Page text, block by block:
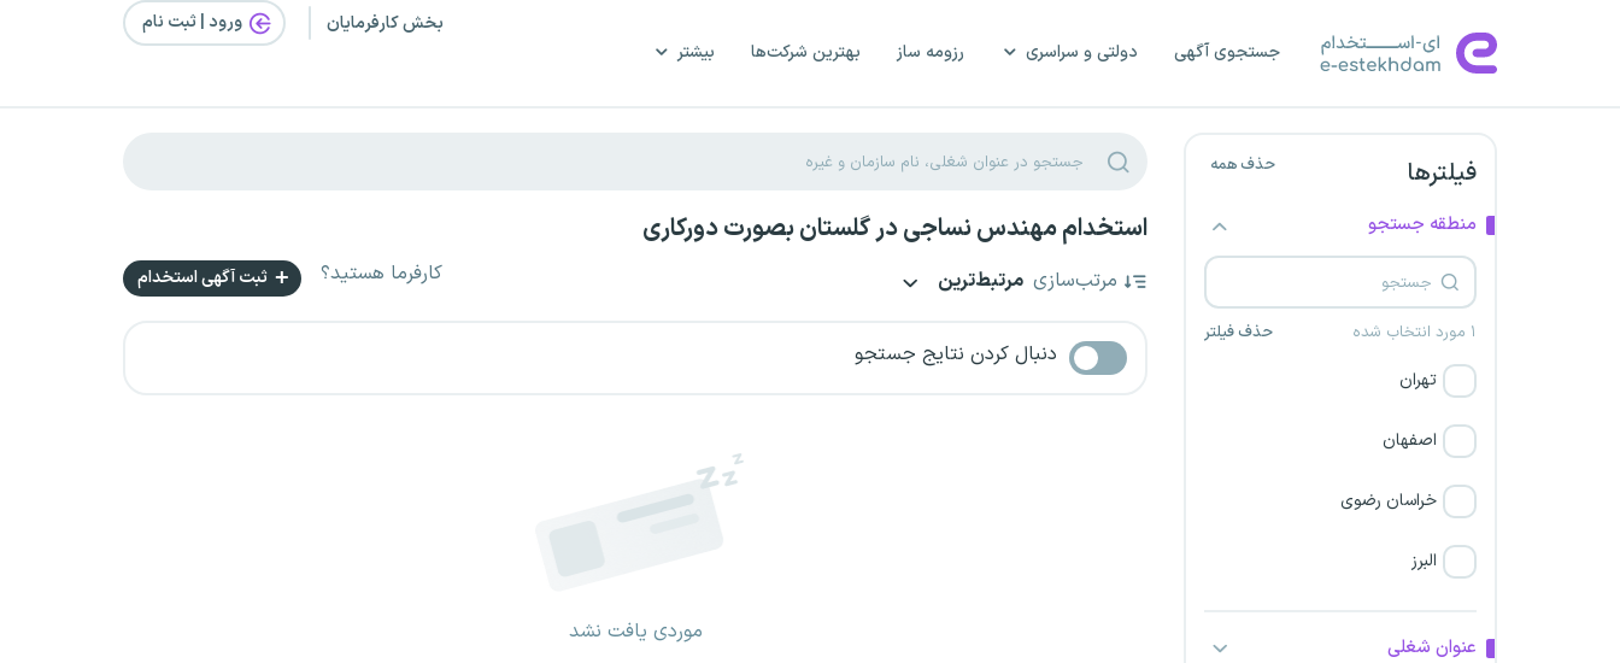
جستجوی آگهی دولتی و سراسری رزومه ساز بهترین شرکت‌ها بیشتر
بخش کارفرمایان ورود | ثبت‌ نام
فیلترها حذف همه
منطقه جستجو
۱ مورد انتخاب شده حذف فیلتر
تهران
اصفهان
خراسان رضوی
البرز
عنوان شغلی
استخدام مهندس نساجی در گلستان بصورت دورکاری
مرتب‌سازی مرتبط‌ترین کارفرما هستید؟ ثبت آگهی استخدام
دنبال کردن نتایج جستجو
موردی یافت نشد